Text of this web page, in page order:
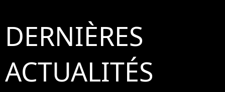
DERNIÈRES
ACTUALITÉS